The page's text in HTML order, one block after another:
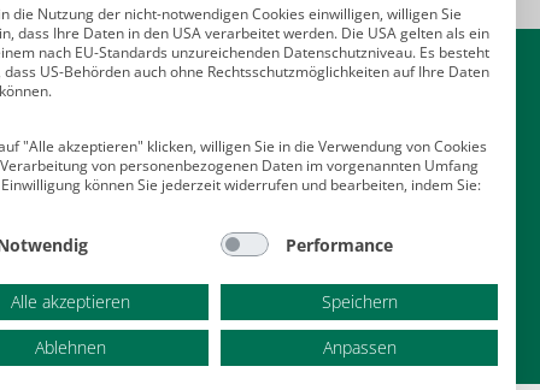
Kontakt
10179 Berlin
E-Mail: verlag@psychologenverlag.de
+49 (0)2 28 95 50 210
Telefax: +49 (0)2 28 36 96 210
E-Mail:
leserservice@psychologenverlag.de
die Nutzung der nicht-notwendigen Cookies einwilligen, willigen Sie
dass Ihre Daten in den USA verarbeitet werden. Die USA gelten als ein
nach EU-Standards unzureichenden Datenschutzniveau. Es besteht
dass US-Behörden auch ohne Rechtsschutzmöglichkeiten auf Ihre Daten
"Alle akzeptieren" klicken, willigen Sie in die Verwendung von Cookies
von personenbezogenen Daten im vorgenannten Umfang
können Sie jederzeit widerrufen und bearbeiten, indem Sie:
Performance
Alle akzeptieren
Speichern
Ablehnen
Anpassen